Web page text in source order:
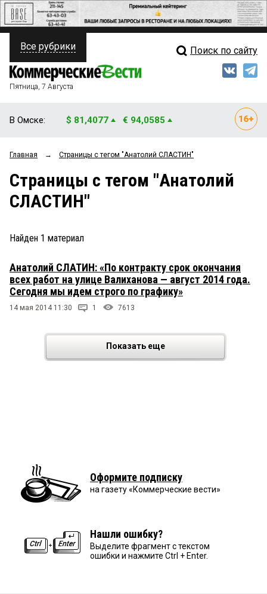
ПОЛИТИКА
ФИНАНСЫ
ОБЩЕСТВО
ЗАКОН
ПРОИСШЕСТВИЯ
СТИЛЬ ЖИЗНИ
Свежий выпуск
Мнения
Рейтинги
Все рубрики Поиск по сайту
Пятница, 7 Августа
В Омске: $ 81,4077 € 94,0585
Главная → Страницы c тегом "Анатолий СЛАСТИН"
Страницы c тегом "Анатолий
СЛАСТИН"
Найден 1 материал
Анатолий СЛАТИН: «По контракту срок окончания
всех работ на улице Валиханова — август 2014 года.
Сегодня мы идем строго по графику»
14 мая 2014 11:30 1 7613
Показать еще
Оформите подписку
на газету «Коммерческие вести»
Нашли ошибку?
Выделите фрагмент с текстом
ошибки и нажмите Ctrl + Enter.